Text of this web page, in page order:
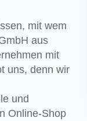
mit wem
aus
mit
uns, denn wir
und
Online-Shop